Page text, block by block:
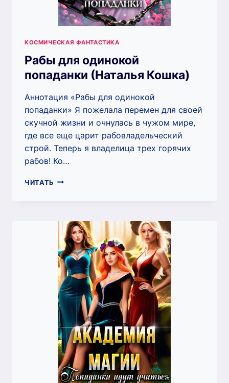
КОСМИЧЕСКАЯ ФАНТАСТИКА
Рабы для одинокой
попаданки (Наталья Кошка)
Аннотация «Рабы для одинокой
попаданки» Я пожелала перемен для своей
скучной жизни и очнулась в чужом мире,
где все еще царит рабовладельческий
строй. Теперь я владелица трех горячих
рабов! Ко…
ЧИТАТЬ РАБЫ
(НАТАЛЬЯ
КОШКА)